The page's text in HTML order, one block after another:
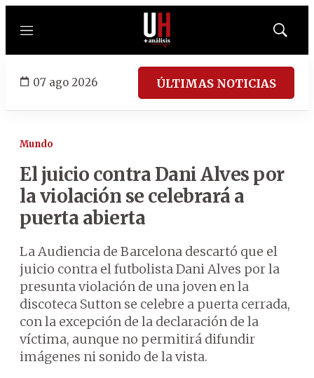
Menú
Mostrar
07 ago 2026 ÚLTIMAS NOTICIAS
Mundo
El juicio contra Dani Alves por
la violación se celebrará a
puerta abierta
La Audiencia de Barcelona descartó que el
juicio contra el futbolista Dani Alves por la
presunta violación de una joven en la
discoteca Sutton se celebre a puerta cerrada,
con la excepción de la declaración de la
víctima, aunque no permitirá difundir
imágenes ni sonido de la vista.